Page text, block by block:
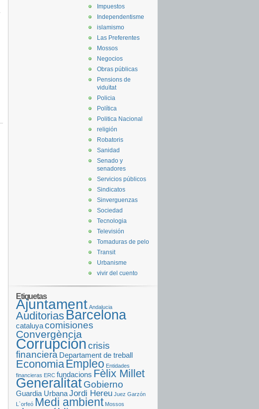
Impuestos
Independentisme
islamismo
Las Preferentes
Mossos
Negocios
Obras públicas
Pensions de
viduïtat
Policia
Política
Politica Nacional
religión
Robatoris
Sanidad
Senado y
senadores
Servicios públicos
Sindicatos
Sinverguenzas
Sociedad
Tecnologia
Televisión
Tomaduras de pelo
Transit
Urbanisme
vivir del cuento
Etiquetas
Ajuntament Andalucia
Auditorias Barcelona
cataluyacomisiones
Convergència
Corrupcióncrisis
financiera Departament de treball
EconomiaEmpleo Entidades
financieras ERC fundacions Fèlix Millet
GeneralitatGobierno
Guardia UrbanaJordi Hereu Juez Garzón
L`orfeó Medi ambient Mossos